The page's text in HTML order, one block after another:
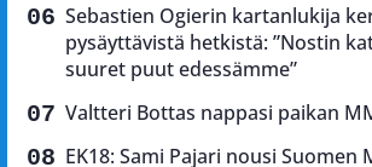
Sebastien Ogierin kartanlukija
pysäyttävistä hetkistä: ”Nostin
suuret puut edessämme”
Valtteri Bottas nappasi paikan
EK18: Sami Pajari nousi Suomen